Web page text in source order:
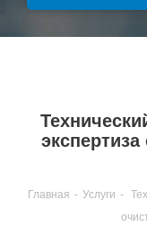
Главная - Услуги -